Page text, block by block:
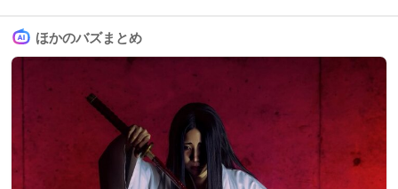
ほかのバズまとめ